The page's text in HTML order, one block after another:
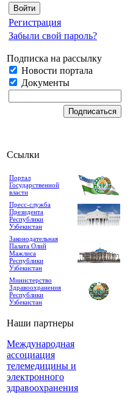
Регистрация
Забыли свой пароль?
Подписка на рассылку
Новости портала
Документы
Ссылки
Портал
Государственной
власти
Пресс-служба
Президента
Республики
Узбекистан
Законодательная
Палата Олий
Мажлиса
Республики
Узбекистан
Министерство
Здравоохранения
Республики
Узбекистан
Наши партнеры
Международная
ассоциация
телемедицины и
электронного
здравоохранения